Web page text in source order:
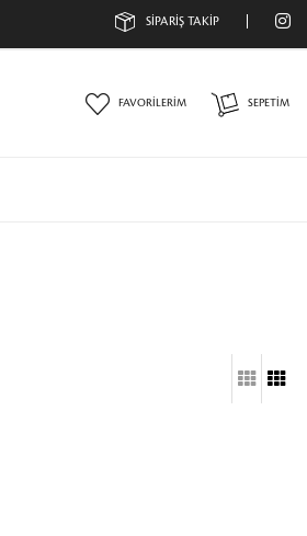
SİPARİŞ TAKİP
SEPETIM
FAVORİLERİM